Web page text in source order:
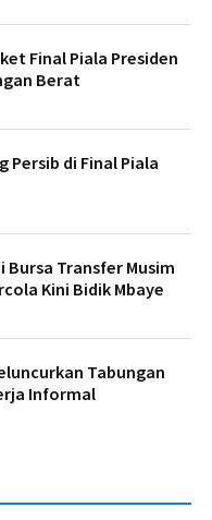
Final Piala Presiden
Berat
Persib di Final Piala
Bursa Transfer Musim
Kini Bidik Mbaye
Tabungan
Informal